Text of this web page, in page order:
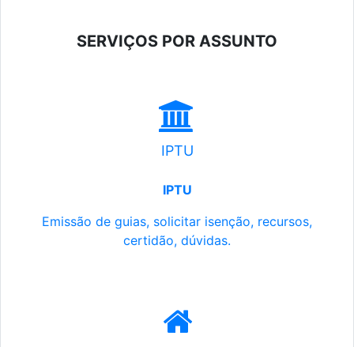
SERVIÇOS POR ASSUNTO
IPTU
IPTU
Emissão de guias, solicitar isenção, recursos,
certidão, dúvidas.